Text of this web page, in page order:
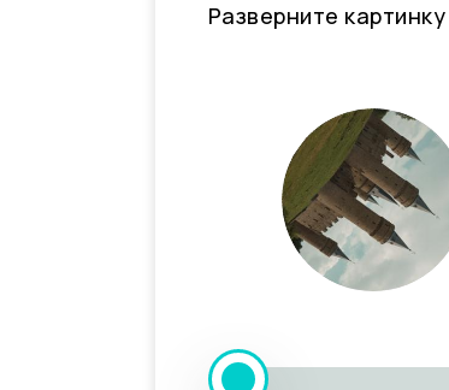
Разверните